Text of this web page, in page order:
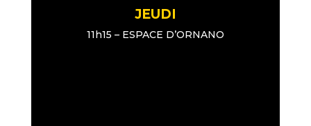
JEUDI
11h15 – ESPACE D’ORNANO